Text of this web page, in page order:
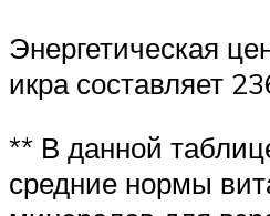
Энергетическая
икра составляет
** В данной
средние нормы